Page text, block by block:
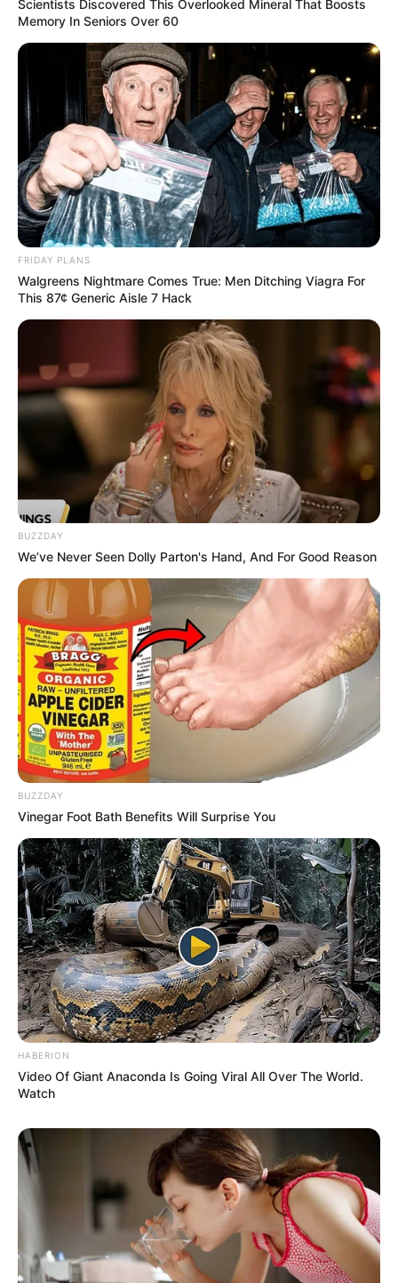
außerdem ein Planschbecken, eine Beach-
Volleyball-Anlage und ein Kinderspielplatz zur
Verfügung. Kurzinformationen unter
Naturbad Kaimb
Kristalltherme in Bad Klosterlausnitz - Das
Wellenbad mit tropischer Strandatmosphäre und
großer Saunalandschaft ist ein Bade- und
Erlebnisausflugsziel für die ganze Familie.
Informationen unterKristalltherme Bad Klosterlausni
tz.
Hier geht es zu weiterenKinderausflugszielen in Th
zu allen anderen Ausflugszielen und
endorf und Langenwolschendorf
, auch zu den weniger für Kinder
geeigneten.
Auflistung der beliebtesten undgrößten Freizeitpark
s in Deutschland.
Ausflug hier eintragen Auslandsjahr
Weiter mitErlebnisausflugszielen
Freibadoder in einem Sportcenter (z.B. Bowling, Klettern
und Indoor Soccer) können interessante Ausflugsziele für
Familien und Kinder sein. Oder mit der Familie in einen
Freizeitparkgehen. Für viele Regionen in Deutschland
können außerdem kostenlose Reiseprospektevon den
Tourismusorganisationen bestellt werden.
Viele Ausflugsziele sind vonTegau aus auch mit der Bahn
erreichbar.
Ausflugsziele und Sehenswürdigkeiten in ganz
Scientists Discovered This Overlooked Mineral That Boosts
Memory In Seniors Over 60
FRIDAY PLANS
Walgreens Nightmare Comes True: Men Ditching Viagra For
This 87¢ Generic Aisle 7 Hack
BUZZDAY
We’ve Never Seen Dolly Parton's Hand, And For Good Reason
BUZZDAY
Vinegar Foot Bath Benefits Will Surprise You
HABERION
Video Of Giant Anaconda Is Going Viral All Over The World.
Watch